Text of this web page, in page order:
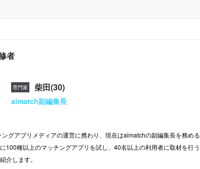
者
専門家 柴田(30)
aimatch副編集長
グアプリメディアの運営に携わり、現在はaimatchの副編集長を務め
100種以上のマッチングアプリを試し、40名以上の利用者に取材を行
介します。